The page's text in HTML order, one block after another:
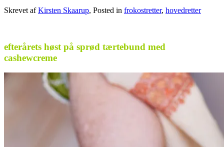
Skrevet afKirsten Skaarup, Posted in frokostretter, hovedretter
efterårets høst på sprød tærtebund med
cashewcreme